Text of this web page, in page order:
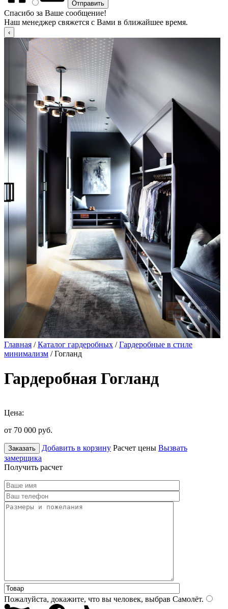
Спасибо за Ваше сообщение!
Наш менеджер свяжется с Вами в ближайшее время.
Главная /Каталог гардеробных /Гардеробные в стиле
минимализм / Гогланд
Гардеробная Гогланд
Цена:
от 70 000 руб.
Заказать Добавить в корзину Расчет цены Вызвать
замерщика
Получить расчет
Пожалуйста, докажите, что вы человек, выбрав Самолёт.